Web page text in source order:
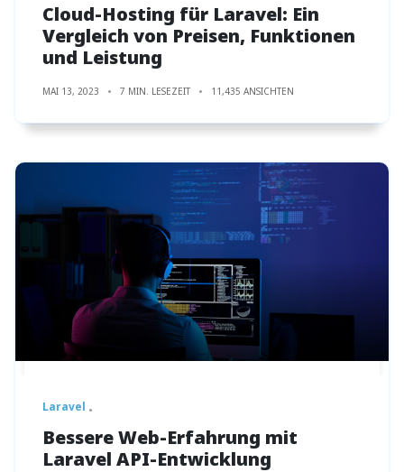
Cloud-Hosting für Laravel: Ein
Vergleich von Preisen, Funktionen
und Leistung
MAI 13, 2023 7 MIN. LESEZEIT 11,435 ANSICHTEN
Laravel
Bessere Web-Erfahrung mit
Laravel API-Entwicklung